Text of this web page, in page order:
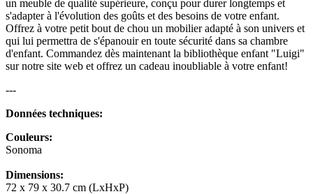
un meuble de qualité supérieure, conçu pour durer longtemps et
s'adapter à l'évolution des goûts et des besoins de votre enfant.
Offrez à votre petit bout de chou un mobilier adapté à son univers et
qui lui permettra de s'épanouir en toute sécurité dans sa chambre
d'enfant. Commandez dès maintenant la bibliothèque enfant "Luigi"
sur notre site web et offrez un cadeau inoubliable à votre enfant!
---
Données techniques:
Couleurs:
Sonoma
Dimensions:
72 x 79 x 30.7 cm (LxHxP)